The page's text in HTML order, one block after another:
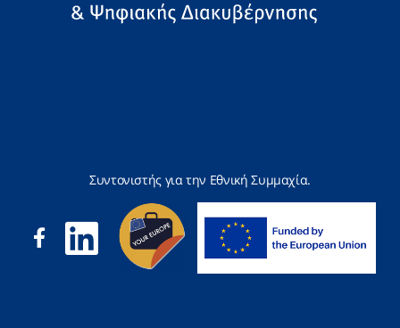
Συντονιστής για την Εθνική Συμμαχία.